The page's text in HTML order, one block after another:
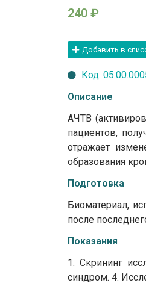
240 ₽
Добавить в
Код:
Описание
АЧТВ
пациентов,
отражает
образования
Подготовка
Биоматериал,
после
Показания
1. Скрининг
синдром. 4.